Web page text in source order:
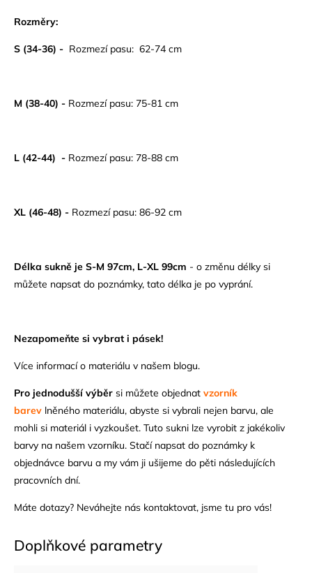
Rozměry:
S (34-36) - Rozmezí pasu: 62-74 cm
M (38-40) - Rozmezí pasu: 75-81 cm
L (42-44) - Rozmezí pasu: 78-88 cm
XL (46-48) - Rozmezí pasu: 86-92 cm
Délka sukně je S-M 97cm, L-XL 99cm - o změnu délky si
můžete napsat do poznámky, tato délka je po vyprání.
Nezapomeňte si vybrat i pásek!
Více informací o materiálu v našem blogu.
Pro jednodušší výběr si můžete objednat vzorník
barev lněného materiálu, abyste si vybrali nejen barvu, ale
mohli si materiál i vyzkoušet. Tuto sukni lze vyrobit z jakékoliv
barvy na našem vzorníku. Stačí napsat do poznámky k
objednávce barvu a my vám ji ušijeme do pěti následujících
pracovních dní.
Máte dotazy? Neváhejte nás kontaktovat, jsme tu pro vás!
Doplňkové parametry